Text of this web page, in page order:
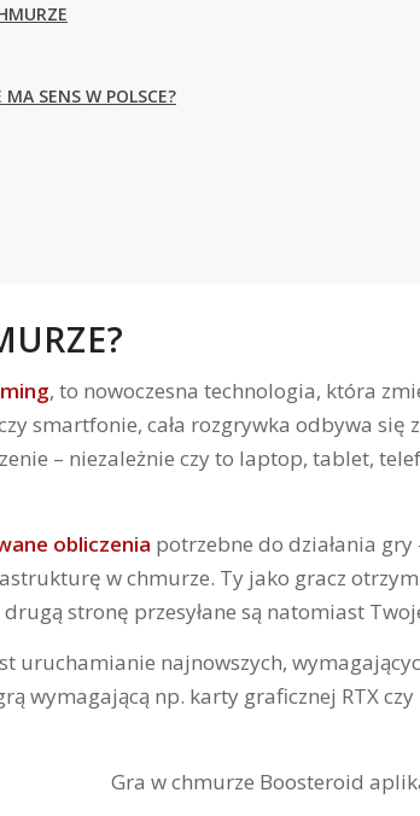
SENS W POLSCE?
, to nowoczesna technologia, która
smartfonie, cała rozgrywka odbywa się
– niezależnie czy to laptop, tablet,
obliczenia potrzebne do działania
w chmurze. Ty jako gracz
stronę przesyłane są natomiast
uruchamianie najnowszych,
wymagającą np. karty graficznej RTX